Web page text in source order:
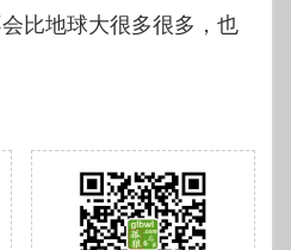
比地球大很多很多，也